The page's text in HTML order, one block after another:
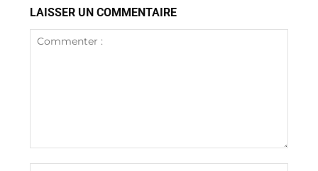
LAISSER UN COMMENTAIRE